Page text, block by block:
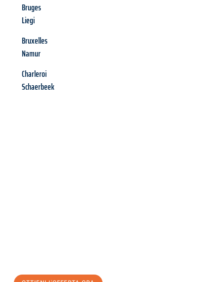
Bruges
Liegi
Bruxelles
Namur
Charleroi
Schaerbeek